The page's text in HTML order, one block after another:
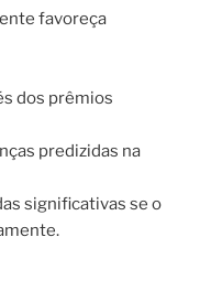
favoreça
dos prêmios
predizidas na
significativas se o